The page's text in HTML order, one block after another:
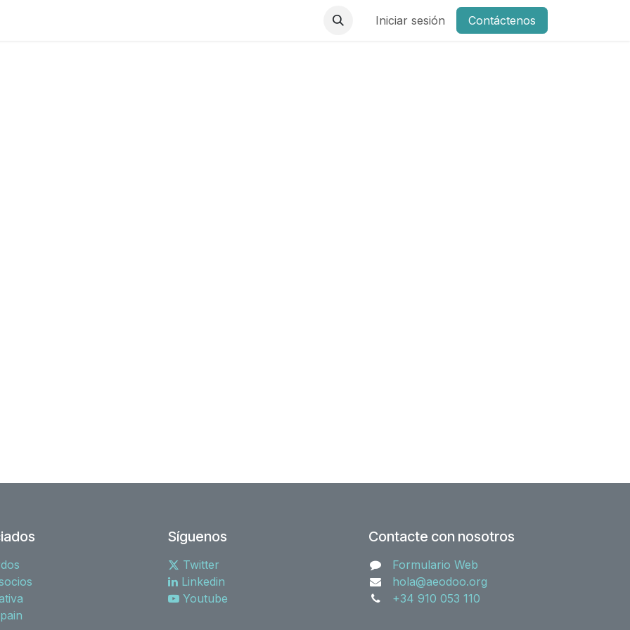
Iniciar sesión Contáctenos
Síguenos
Twitter
Linkedin
Youtube
Contacte con nosotros
Formulario Web
hola@aeodoo.org
+34 910 053 110